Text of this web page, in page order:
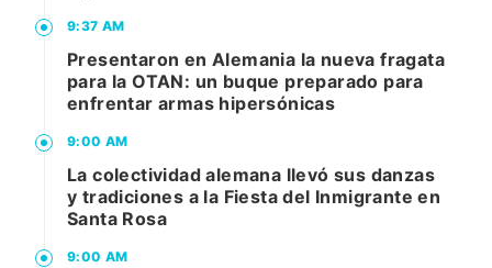
9:37 AM
Presentaron en Alemania la nueva fragata
para la OTAN: un buque preparado para
enfrentar armas hipersónicas
9:00 AM
La colectividad alemana llevó sus danzas
y tradiciones a la Fiesta del Inmigrante en
Santa Rosa
9:00 AM